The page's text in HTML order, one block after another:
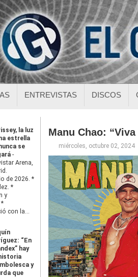
ENTREVISTAS DISCOS
la luz
estrella
se
-
Arena,
de 2026. *
*
y
*
con la...
“En
hay
y
que
Manu Chao: “Viva
miércoles, octubre 02, 2024